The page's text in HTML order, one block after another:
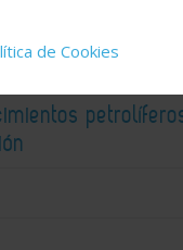
de Cookies